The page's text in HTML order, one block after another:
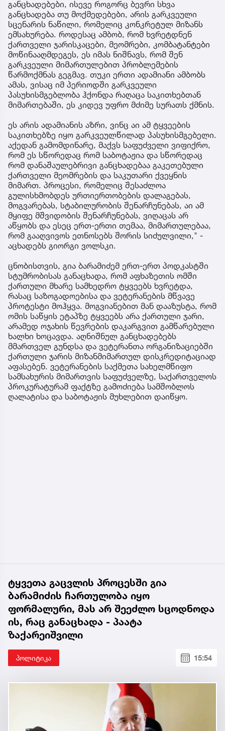
განცხადებები, ისევე როგორც ბევრი სხვა
განცხადება თუ მოქმედებები, არის გარკვეული
სცენარის ნაწილი, რომელიც კონკრეტულ მიზანს
ემსახურება. როდესაც ამბობ, რომ ხვრეტდნენ
ქართველი ჯარისკაცები, მეომრები, კომბატანტები
მოწინააღმდეგეს, ეს იმას ნიშნავს, რომ შენ
გარკვეული მიმართულებით პრობლემების
წარმოქმნას გეგმავ. თუკი ერთი ადამიანი ამბობს
ამას, ვისაც იმ პერიოდში გარკვეული
პასუხისმგებლობა ჰქონდა რაღაცა საკითხებთან
მიმართებაში, ეს კიდევ უფრო მძიმე სურათს ქმნის.
ეს არის ადამიანის აზრი, ვინც აი ამ ტყვეების
საკითხებზე იყო გარკვეულწილად პასუხისმგებელი.
აქედან გამომდინარე, მაქვს საფუძველი ვიფიქრო,
რომ ეს სწორედაც რომ საბოტაჟია და სწორედაც
რომ დანაშაულებრივი განცხადებაა გაკეთებული
ქართველი მეომრების და საკუთარი ქვეყნის
მიმართ. პროცესი, რომელიც შესაძლოა
გულისხმობდეს ურთიერთობების დალაგებას,
მოგვარებას, სტაბილურობის შენარჩუნებას, აი ამ
მყიფე მშვიდობის შენარჩუნებას, ვიღაცას არ
აწყობს და ესეც ერთ-ერთი თემაა, მიმართულებაა,
რომ გააღვივოს ეთნოსებს შორის სიძულვილი," -
აცხადებს გიორგი ვოლსკი.
ცნობისთვის, გია ბარამიძემ ერთ-ერთ პოდკასტში
სტუმრობისას განაცხადა, რომ აფხაზეთის ომში
ქართული მხარე სამხედრო ტყვეებს ხვრეტდა,
რასაც საზოგადოებისა და ვეტერანების მწვავე
პროტესტი მოჰყვა. მოგვიანებით მან დააზუსტა, რომ
ომის საწყის ეტაპზე ტყვეებს არა ქართული ჯარი,
არამედ ოჯახის წევრების დაკარგვით გამწარებული
ხალხი ხოცავდა. აღნიშნულ განცხადებებს
მმართველ გუნდსა და ვეტერანთა ორგანიზაციებში
ქართული ჯარის მიზანმიმართულ დისკრედიტაციად
აფასებენ. ვეტერანების საქმეთა სახელმწიფო
სამსახურის მიმართვის საფუძველზე, საქართველოს
პროკურატურამ ფაქტზე გამოძიება სამშობლოს
ღალატისა და საბოტაჟის მუხლებით დაიწყო.
ტყვეთა გაცვლის პროცესში გია
ბარამიძის ჩართულობა იყო
ფორმალური, მას არ შეეძლო სცოდნოდა
ის, რაც განაცხადა - პაატა
ზაქარეიშვილი
პოლიტიკა 15:54